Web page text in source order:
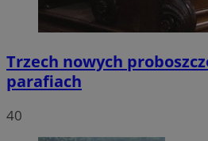
Trzech nowych
parafiach
40